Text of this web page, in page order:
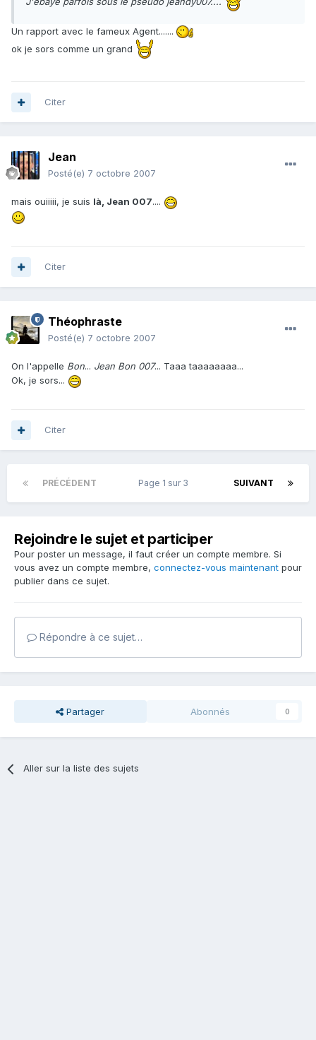
Un rapport avec le fameux Agent.......
ok je sors comme un grand
Citer
Jean
Posté(e) 7 octobre 2007
mais ouiiiii, je suis là, Jean 007....
Citer
Théophraste
Posté(e) 7 octobre 2007
On l'appelle Bon... Jean Bon 007... Taaa taaaaaaaa...
Ok, je sors...
Citer
PRÉCÉDENT SUIVANT
Page 1 sur 3
Rejoindre le sujet et participer
Pour poster un message, il faut créer un compte membre. Si
vous avez un compte membre, connectez-vous maintenant pour
publier dans ce sujet.
Répondre à ce sujet…
Partager Abonnés 0
Aller sur la liste des sujets